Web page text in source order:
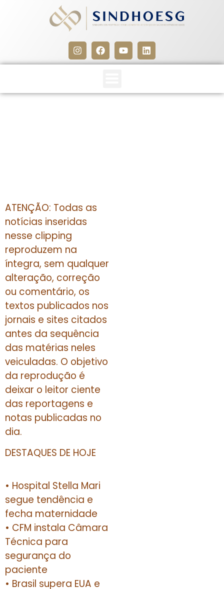
ATENÇÃO: Todas as
notícias inseridas
nesse clipping
reproduzem na
íntegra, sem qualquer
alteração, correção
ou comentário, os
textos publicados nos
jornais e sites citados
antes da sequência
das matérias neles
veiculadas. O objetivo
da reprodução é
deixar o leitor ciente
das reportagens e
notas publicadas no
dia.
DESTAQUES DE HOJE
• Hospital Stella Mari
segue tendência e
fecha maternidade
• CFM instala Câmara
Técnica para
segurança do
paciente
• Brasil supera EUA e